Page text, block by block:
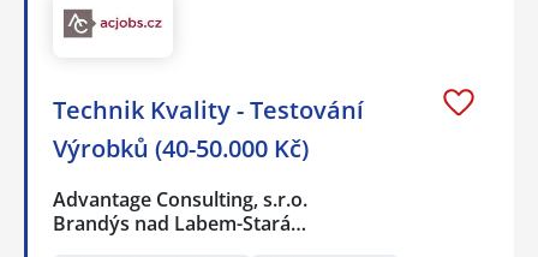
Technik Kvality - Testování
Výrobků (40-50.000 Kč)
Advantage Consulting, s.r.o.
Brandýs nad Labem-Stará…